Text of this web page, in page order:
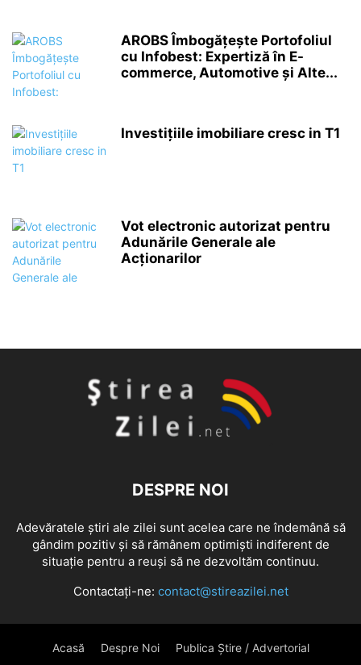
AROBS Îmbogățește Portofoliul
cu Infobest: Expertiză în E-
commerce, Automotive și Alte...
Investițiile imobiliare cresc in T1
Vot electronic autorizat pentru
Adunările Generale ale
Acționarilor
DESPRE NOI
Adevăratele știri ale zilei sunt acelea care ne îndemână să
gândim pozitiv și să rămânem optimiști indiferent de
situație pentru a reuși să ne dezvoltăm continuu.
Contactați-ne: contact@stireazilei.net
Acasă Despre Noi Publica Știre / Advertorial